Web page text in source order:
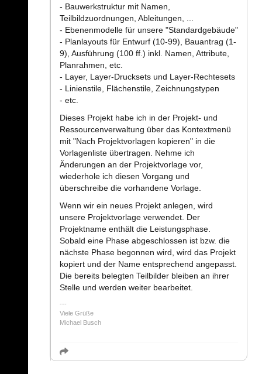
- Bauwerkstruktur mit Namen,
Teilbildzuordnungen, Ableitungen, ...
- Ebenenmodelle für unsere "Standardgebäude"
- Planlayouts für Entwurf (10-99), Bauantrag (1-
9), Ausführung (100 ff.) inkl. Namen, Attribute,
Planrahmen, etc.
- Layer, Layer-Drucksets und Layer-Rechtesets
- Linienstile, Flächenstile, Zeichnungstypen
- etc.
Dieses Projekt habe ich in der Projekt- und
Ressourcenverwaltung über das Kontextmenü
mit "Nach Projektvorlagen kopieren" in die
Vorlagenliste übertragen. Nehme ich
Änderungen an der Projektvorlage vor,
wiederhole ich diesen Vorgang und
überschreibe die vorhandene Vorlage.
Wenn wir ein neues Projekt anlegen, wird
unsere Projektvorlage verwendet. Der
Projektname enthält die Leistungsphase.
Sobald eine Phase abgeschlossen ist bzw. die
nächste Phase begonnen wird, wird das Projekt
kopiert und der Name entsprechend angepasst.
Die bereits belegten Teilbilder bleiben an ihrer
Stelle und werden weiter bearbeitet.
Viele Grüße
Michael Busch